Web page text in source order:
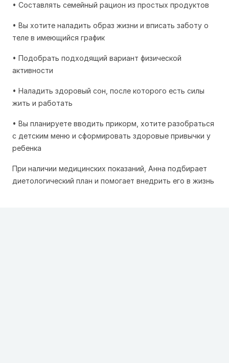
• Составлять семейный рацион из простых продуктов
• Вы хотите наладить образ жизни и вписать заботу о
теле в имеющийся график
• Подобрать подходящий вариант физической
активности
• Наладить здоровый сон, после которого есть силы
жить и работать
• Вы планируете вводить прикорм, хотите разобраться
с детским меню и сформировать здоровые привычки у
ребенка
При наличии медицинских показаний, Анна подбирает
диетологический план и помогает внедрить его в жизнь